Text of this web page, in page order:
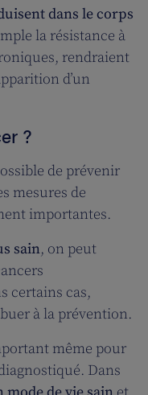
dans le corps
la résistance à
rendraient
d’un
?
de prévenir
mesures de
importantes.
sain, on peut
certains cas,
à la prévention.
même pour
Dans